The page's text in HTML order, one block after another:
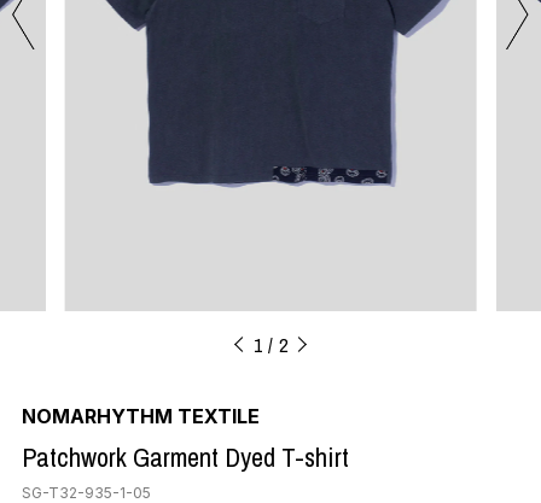
1 2
NOMARHYTHM TEXTILE
Patchwork Garment Dyed T-shirt
SG-T32-935-1-05